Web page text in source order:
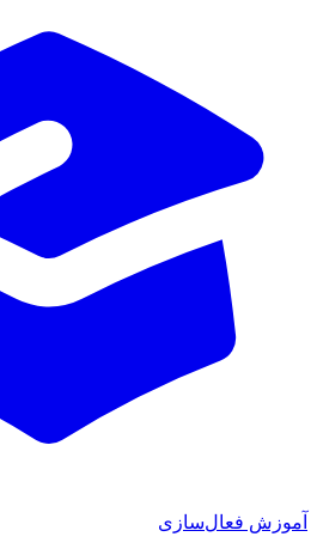
فعال‌سازی